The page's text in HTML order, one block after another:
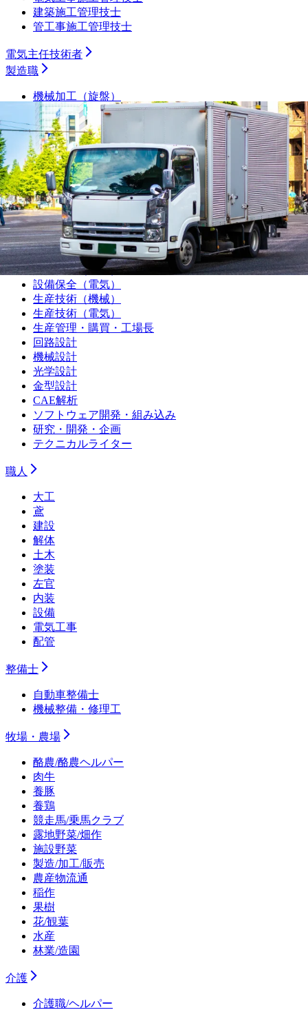
建築施工管理技士
管工事施工管理技士
電気主任技術者
製造職
機械加工（旋盤）
機械加工（マシニング）
機械加工（プレス・板金）
機械加工（樹脂）
機械加工（溶接）
機械加工（その他）
組み立て・製造オペレーター
プラントオペレーター
食品・飲料・医薬品製造オペレーター
サービスエンジニア・フィールドエンジニア
シーケンス制御（PLC・シーケンス・ラダー）
品質管理・品質保証
設備保全（機械）
設備保全（電気）
生産技術（機械）
生産技術（電気）
生産管理・購買・工場長
回路設計
機械設計
光学設計
金型設計
CAE解析
ソフトウェア開発・組み込み
研究・開発・企画
テクニカルライター
職人
大工
鳶
建設
解体
土木
塗装
左官
内装
設備
電気工事
配管
整備士
自動車整備士
機械整備・修理工
牧場・農場
酪農/酪農ヘルパー
肉牛
養豚
養鶏
競走馬/乗馬クラブ
露地野菜/畑作
施設野菜
製造/加工/販売
農産物流通
稲作
果樹
花/観葉
水産
林業/造園
介護
介護職/ヘルパー